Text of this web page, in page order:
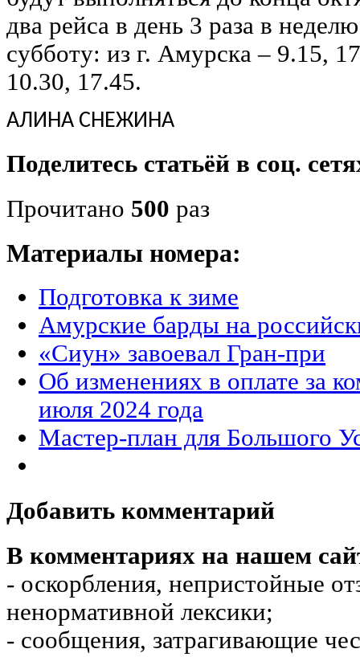
два рейса в день 3 раза в
субботу: из г. Амурска – 9.15,
10.30, 17.45.
АЛИНА СНЕЖИНА
Поделитесь статьёй в соц.
Прочитано 500 раз
Материалы номера:
Подготовка к зиме
Амурские барды на
«Сиун» завоевал Гран-при
Об изменениях в оплате за
июля 2024 года
Мастер-план для Большого
Добавить комментарий
В комментариях на нашем
- оскорбления, непристойные
ненормативной лексики;
- сообщения, затрагивающие